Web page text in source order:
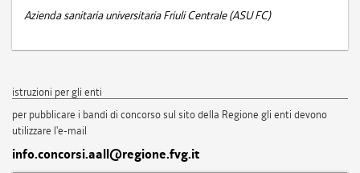
Azienda sanitaria universitaria Friuli Centrale (ASU FC)
istruzioni per gli enti
per pubblicare i bandi di concorso sul sito della Regione gli enti devono
utilizzare l'e-mail
info.concorsi.aall@regione.fvg.it